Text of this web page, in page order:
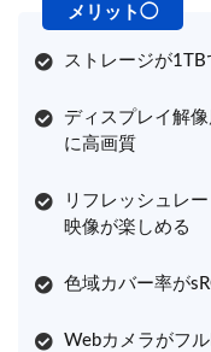
ストレージが1TB
ディスプレイ解
に高画質
リフレッシュレ
映像が楽しめる
色域カバー率が
Webカメラがフ